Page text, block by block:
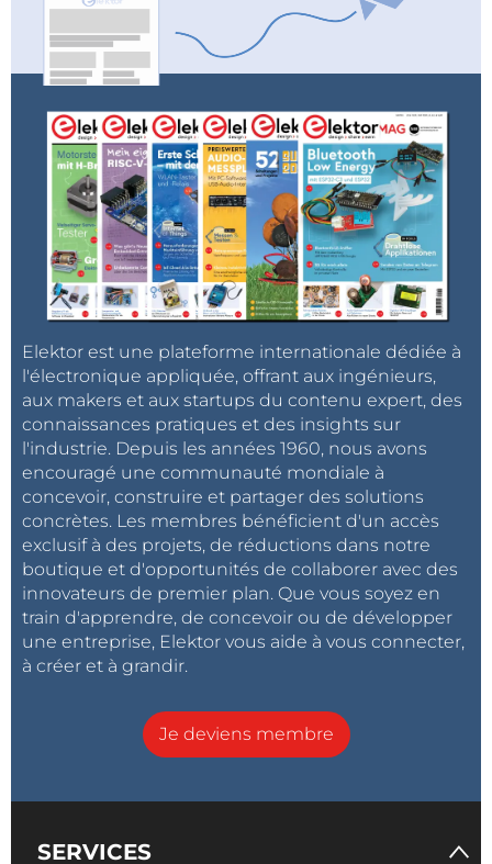
Elektor est une plateforme internationale dédiée à
l'électronique appliquée, offrant aux ingénieurs,
aux makers et aux startups du contenu expert, des
connaissances pratiques et des insights sur
l'industrie. Depuis les années 1960, nous avons
encouragé une communauté mondiale à
concevoir, construire et partager des solutions
concrètes. Les membres bénéficient d'un accès
exclusif à des projets, de réductions dans notre
boutique et d'opportunités de collaborer avec des
innovateurs de premier plan. Que vous soyez en
train d'apprendre, de concevoir ou de développer
une entreprise, Elektor vous aide à vous connecter,
à créer et à grandir.
Je deviens membre
SERVICES